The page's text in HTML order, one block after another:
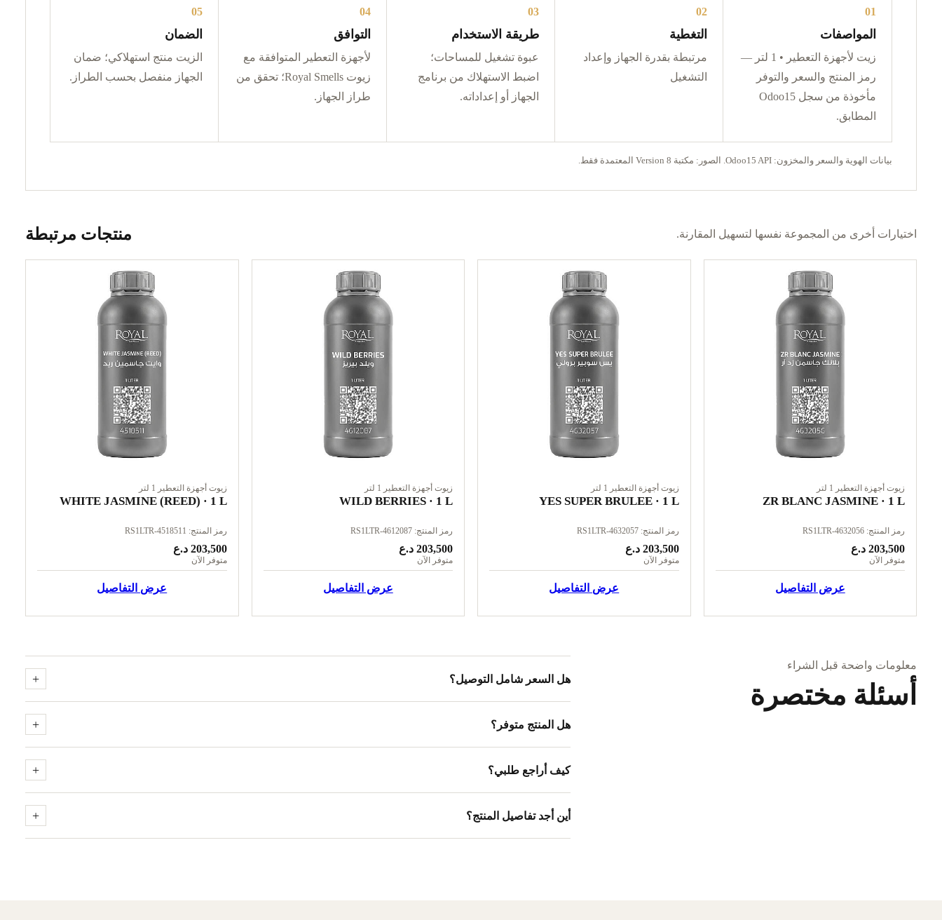
01
المواصفات
زيت لأجهزة التعطير • 1 لتر —
رمز المنتج والسعر والتوفر
مأخوذة من سجل Odoo15
المطابق.
02
التغطية
مرتبطة بقدرة الجهاز وإعداد
التشغيل
03
طريقة الاستخدام
عبوة تشغيل للمساحات؛
اضبط الاستهلاك من برنامج
الجهاز أو إعداداته.
04
التوافق
لأجهزة التعطير المتوافقة مع
زيوت Royal Smells؛ تحقق من
طراز الجهاز.
05
الضمان
الزيت منتج استهلاكي؛ ضمان
الجهاز منفصل بحسب الطراز.
بيانات الهوية والسعر والمخزون: Odoo15 API. الصور: مكتبة Version 8 المعتمدة فقط.
اختيارات أخرى من المجموعة نفسها لتسهيل المقارنة. منتجات مرتبطة
زيوت أجهزة التعطير 1 لتر
ZR BLANC JASMINE · 1 L
رمز المنتج: RS1LTR-4632056
203,500 د.ع
متوفر الآن
عرض التفاصيل
زيوت أجهزة التعطير 1 لتر
YES SUPER BRULEE · 1 L
رمز المنتج: RS1LTR-4632057
203,500 د.ع
متوفر الآن
عرض التفاصيل
زيوت أجهزة التعطير 1 لتر
WILD BERRIES · 1 L
رمز المنتج: RS1LTR-4612087
203,500 د.ع
متوفر الآن
عرض التفاصيل
زيوت أجهزة التعطير 1 لتر
WHITE JASMINE (REED) · 1 L
رمز المنتج: RS1LTR-4518511
203,500 د.ع
متوفر الآن
عرض التفاصيل
معلومات واضحة قبل الشراء
أسئلة مختصرة
هل السعر شامل التوصيل؟
هل المنتج متوفر؟
كيف أراجع طلبي؟
أين أجد تفاصيل المنتج؟